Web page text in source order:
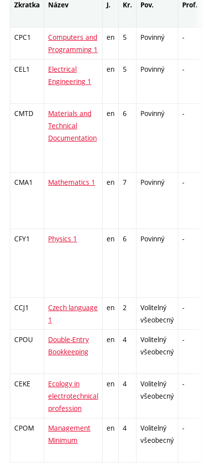
Zkratka Název J. Kr. Pov. Prof.
CPC1
Computers and
Programming 1
en 5 Povinný -
CEL1
Electrical
Engineering 1
en 5 Povinný -
CMTD
Materials and
Technical
Documentation
en 6 Povinný -
CMA1 Mathematics 1 en 7 Povinný -
CFY1 Physics 1 en 6 Povinný -
CCJ1
Czech language
1
en 2
Volitelný
všeobecný
-
CPOU
Double-Entry
Bookkeeping
en 4
Volitelný
všeobecný
-
CEKE
Ecology in
electrotechnical
profession
en 4
Volitelný
všeobecný
-
CPOM
Management
Minimum
en 4
Volitelný
všeobecný
-